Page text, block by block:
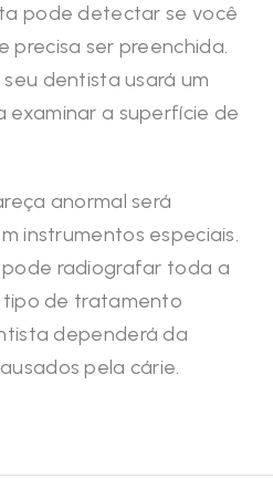
pode detectar se você
precisa ser preenchida.
dentista usará um
a superfície de
anormal será
instrumentos especiais.
radiografar toda a
tipo de tratamento
dependerá da
pela cárie.